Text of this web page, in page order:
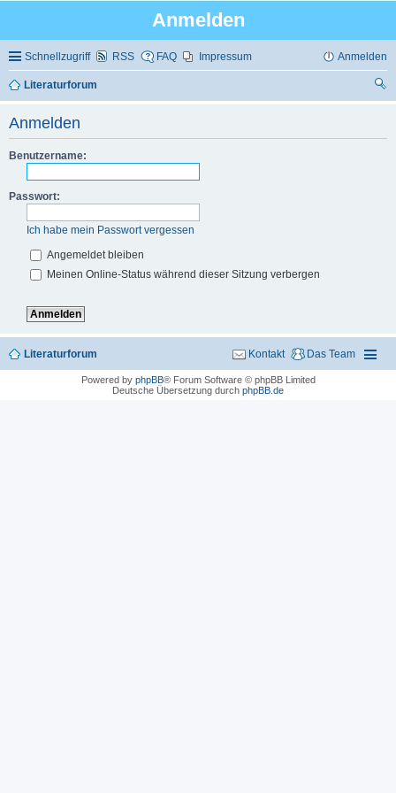
Anmelden
Schnellzugriff RSS FAQ Impressum Anmelden
Literaturforum
Anmelden
Benutzername:
Passwort:
Ich habe mein Passwort vergessen
Angemeldet bleiben
Meinen Online-Status während dieser Sitzung verbergen
Literaturforum Das Team
Kontakt
Powered by phpBB® Forum Software © phpBB Limited
Deutsche Übersetzung durch phpBB.de